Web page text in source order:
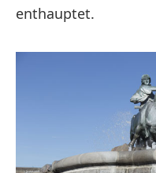
enthauptet.